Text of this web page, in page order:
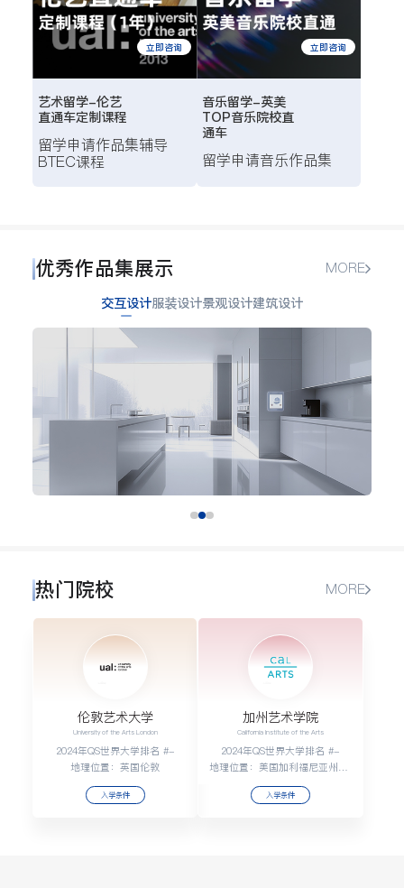
艺术留学-伦艺
直通车定制课程
留学申请作品集辅导
BTEC课程
立即咨询
音乐留学-英美
TOP音乐院校直
通车
留学申请音乐作品集
立即咨询
优秀作品集展示
MORE
交互设计服装设计景观设计建筑设计
热门院校 MORE
伦敦艺术大学
University of the Arts London
2024年QS世界大学排名 #-
地理位置：英国伦敦
入学条件
加州艺术学院
California Institute of the Arts
2024年QS世界大学排名 #-
地理位置：美国加利福尼亚州洛杉矶县圣塔克拉利塔瓦伦西亚
入学条件